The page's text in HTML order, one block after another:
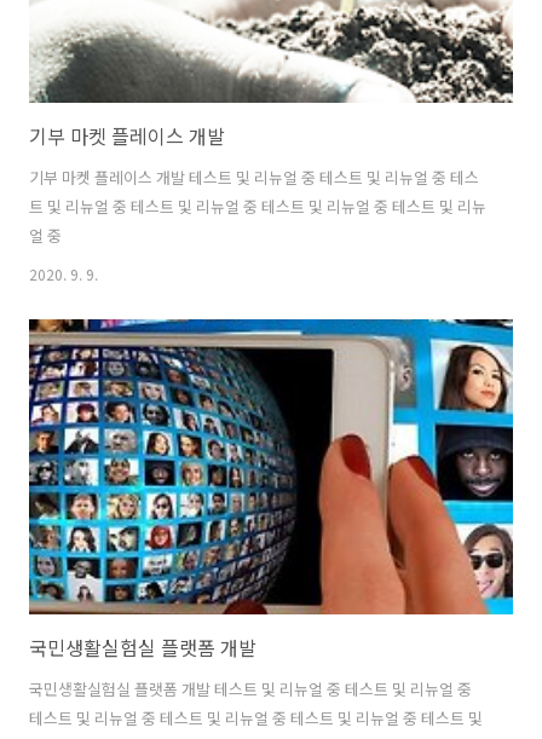
기부 마켓 플레이스 개발
기부 마켓 플레이스 개발 테스트 및 리뉴얼 중 테스트 및 리뉴얼 중 테스
트 및 리뉴얼 중 테스트 및 리뉴얼 중 테스트 및 리뉴얼 중 테스트 및 리뉴
얼 중
2020. 9. 9.
국민생활실험실 플랫폼 개발
국민생활실험실 플랫폼 개발 테스트 및 리뉴얼 중 테스트 및 리뉴얼 중
테스트 및 리뉴얼 중 테스트 및 리뉴얼 중 테스트 및 리뉴얼 중 테스트 및